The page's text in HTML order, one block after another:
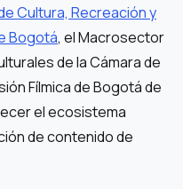
Cultura, Recreación y
Bogotá, el Macrosector
de la Cámara de
Fílmica de Bogotá de
el ecosistema
de contenido de